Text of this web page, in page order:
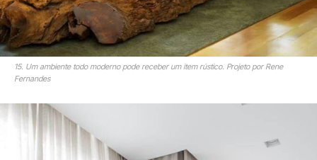
15. Um ambiente todo moderno pode receber um item rústico. Projeto por Rene
Fernandes